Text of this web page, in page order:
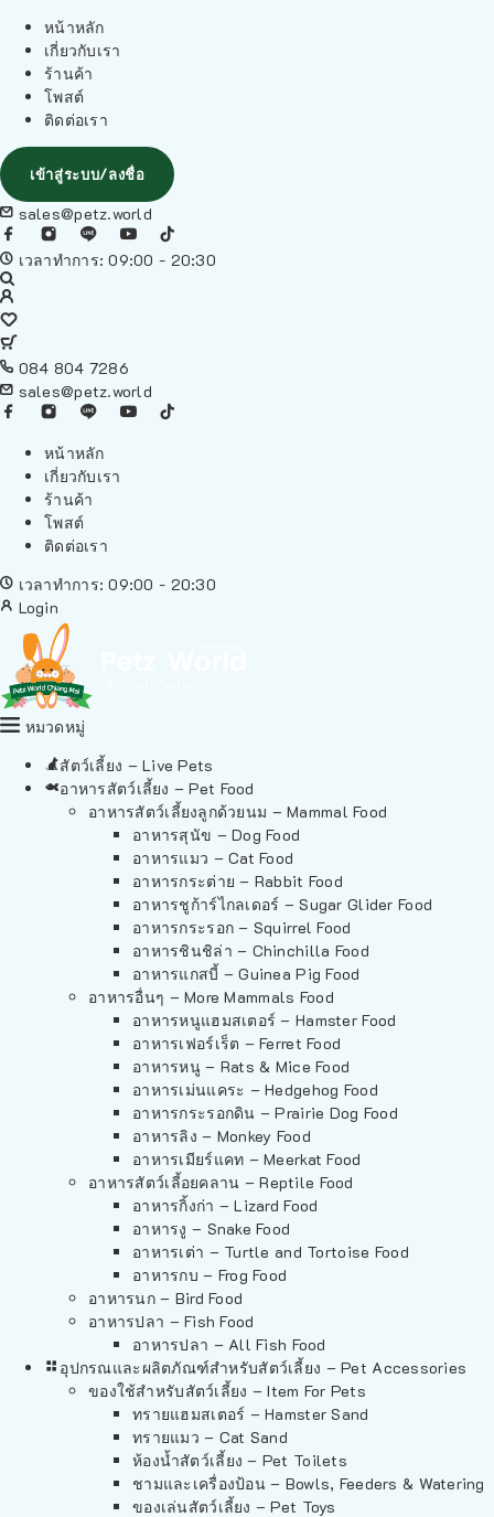
หน้าหลัก
เกี่ยวกับเรา
ร้านค้า
โพสต์
ติดต่อเรา
เข้าสู่ระบบ/ลงชื่อ
sales@petz.world
เวลาทำการ: 09:00 - 20:30
084 804 7286
sales@petz.world
หน้าหลัก
เกี่ยวกับเรา
ร้านค้า
โพสต์
ติดต่อเรา
เวลาทำการ: 09:00 - 20:30
Login
หมวดหมู่
สัตว์เลี้ยง – Live Pets
อาหารสัตว์เลี้ยง – Pet Food
อาหารสัตว์เลี้ยงลูกด้วยนม – Mammal Food
อาหารสุนัข – Dog Food
อาหารแมว – Cat Food
อาหารกระต่าย – Rabbit Food
อาหารชูก้าร์ไกลเดอร์ – Sugar Glider Food
อาหารกระรอก – Squirrel Food
อาหารชินชิล่า – Chinchilla Food
อาหารแกสบี้ – Guinea Pig Food
อาหารอื่นๆ – More Mammals Food
อาหารหนูแฮมสเตอร์ – Hamster Food
อาหารเฟอร์เร็ต – Ferret Food
อาหารหนู – Rats & Mice Food
อาหารเม่นแคระ – Hedgehog Food
อาหารกระรอกดิน – Prairie Dog Food
อาหารลิง – Monkey Food
อาหารเมียร์แคท – Meerkat Food
อาหารสัตว์เลี้อยคลาน – Reptile Food
อาหารกิ้งก่า – Lizard Food
อาหารงู – Snake Food
อาหารเต่า – Turtle and Tortoise Food
อาหารกบ – Frog Food
อาหารนก – Bird Food
อาหารปลา – Fish Food
อาหารปลา – All Fish Food
อุปกรณและผลิตภัณฑ์สำหรับสัตว์เลี้ยง – Pet Accessories
ของใช้สำหรับสัตว์เลี้ยง – Item For Pets
ทรายแฮมสเตอร์ – Hamster Sand
ทรายแมว – Cat Sand
ห้องน้ำสัตว์เลี้ยง – Pet Toilets
ชามและเครื่องป้อน – Bowls, Feeders & Watering
ของเล่นสัตว์เลี้ยง – Pet Toys